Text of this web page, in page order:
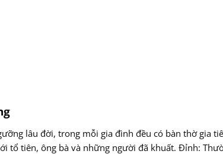
lâu đời, trong mỗi gia đình đều có bàn thờ gia
tổ tiên, ông bà và những người đã khuất. Đỉnh: